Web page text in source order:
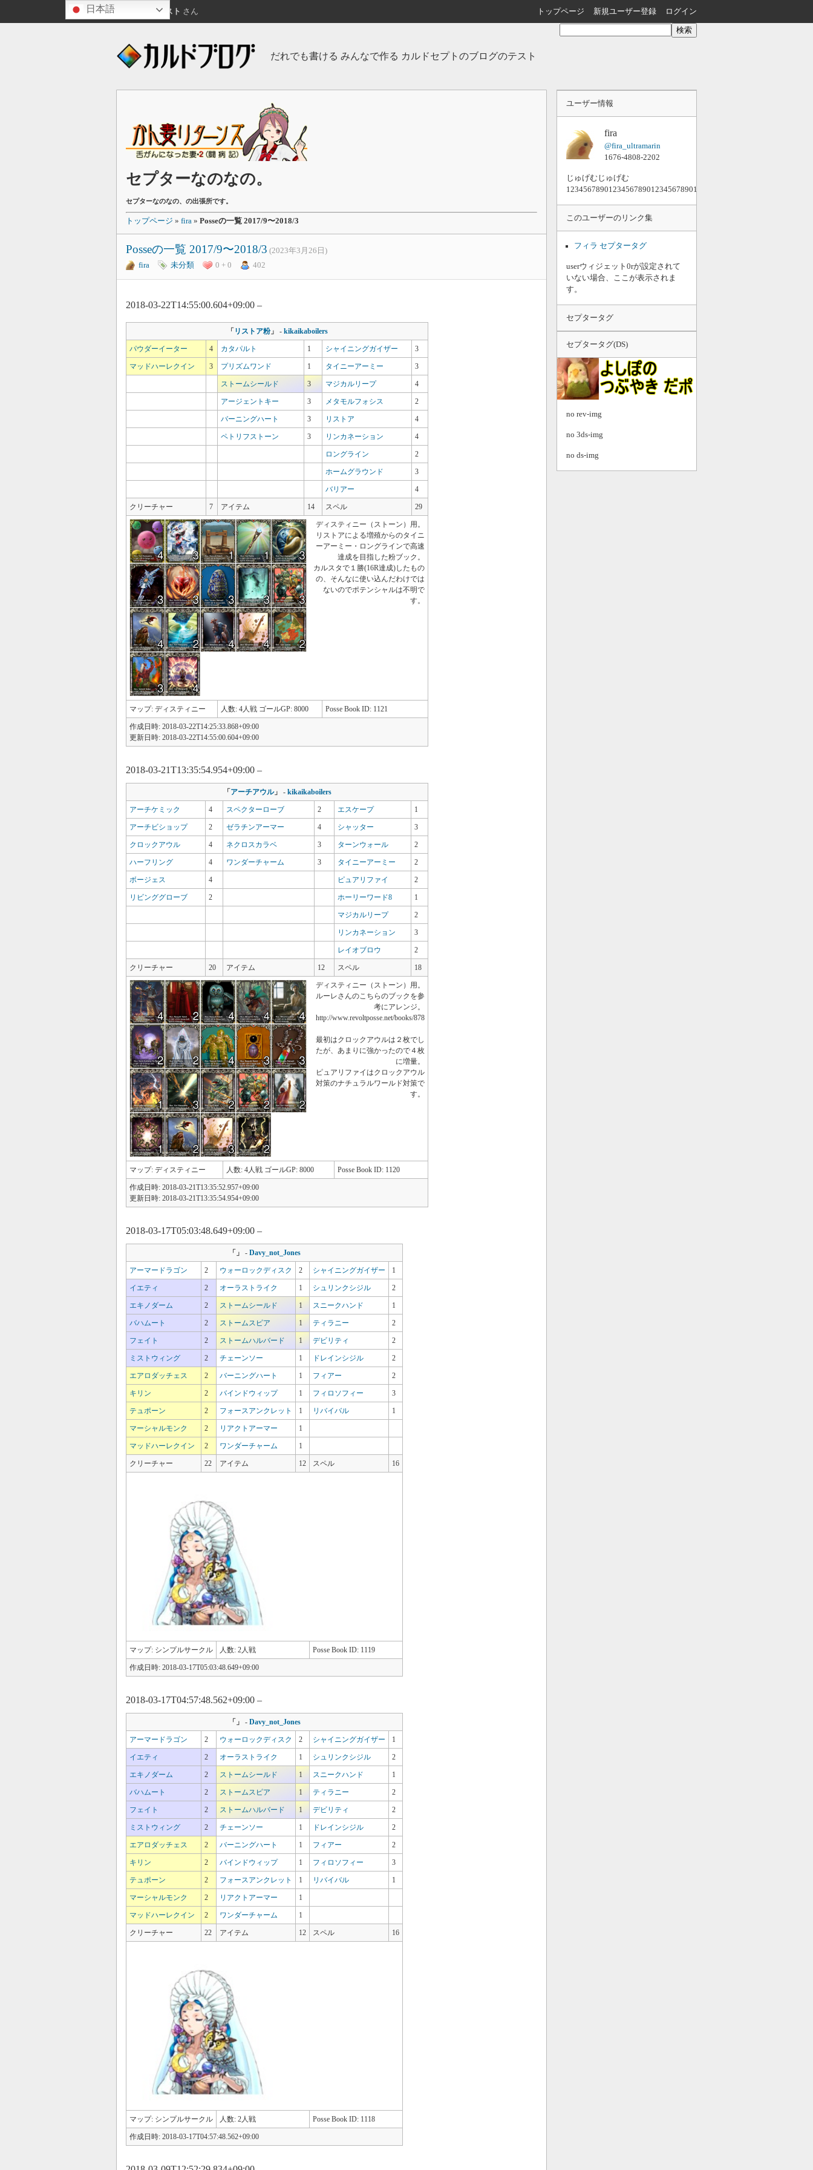
ゲスト さん トップページ 新規ユーザー登録 ログイン
だれでも書ける みんなで作る カルドセプトのブログのテスト
セプターなのなの。
セプターなのなの、の出張所です。
トップページ » fira » Posseの一覧 2017/9〜2018/3
Posseの一覧 2017/9〜2018/3 (2023年3月26日)
fira
未分類 0 + 0 402
2018-03-22T14:55:00.604+09:00 –
「リストア粉」 - kikaikaboilers
パウダーイーター 4 カタパルト 1 シャイニングガイザー 3
マッドハーレクイン 3 プリズムワンド 1 タイニーアーミー 3
ストームシールド 3 マジカルリープ 4
アージェントキー 3 メタモルフォシス 2
バーニングハート 3 リストア 4
ペトリフストーン 3 リンカネーション 4
ロングライン 2
ホームグラウンド 3
バリアー 4
クリーチャー 7 アイテム 14 スペル 29
ディスティニー（ストーン）用。
リストアによる増殖からのタイニ
ーアーミー・ロングラインで高速
達成を目指した粉ブック。
カルスタで１勝(16R達成)したもの
の、そんなに使い込んだわけでは
ないのでポテンシャルは不明で
す。
マップ: ディスティニー 人数: 4人戦 ゴールGP: 8000 Posse Book ID: 1121
作成日時: 2018-03-22T14:25:33.868+09:00
更新日時: 2018-03-22T14:55:00.604+09:00
2018-03-21T13:35:54.954+09:00 –
「アーチアウル」 - kikaikaboilers
アーチケミック 4 スペクターローブ 2 エスケープ 1
アーチビショップ 2 ゼラチンアーマー 4 シャッター 3
クロックアウル 4 ネクロスカラベ 3 ターンウォール 2
ハーフリング 4 ワンダーチャーム 3 タイニーアーミー 2
ボージェス 4 ピュアリファイ 2
リビンググローブ 2 ホーリーワード8 1
マジカルリープ 2
リンカネーション 3
レイオブロウ 2
クリーチャー 20 アイテム 12 スペル 18
ディスティニー（ストーン）用。
ルーレさんのこちらのブックを参
考にアレンジ。
http://www.revoltposse.net/books/878
最初はクロックアウルは２枚でし
たが、あまりに強かったので４枚
に増量。
ピュアリファイはクロックアウル
対策のナチュラルワールド対策で
す。
マップ: ディスティニー 人数: 4人戦 ゴールGP: 8000 Posse Book ID: 1120
作成日時: 2018-03-21T13:35:52.957+09:00
更新日時: 2018-03-21T13:35:54.954+09:00
2018-03-17T05:03:48.649+09:00 –
「」 - Davy_not_Jones
アーマードラゴン 2 ウォーロックディスク 2 シャイニングガイザー 1
イエティ 2 オーラストライク 1 シュリンクシジル 2
エキノダーム 2 ストームシールド 1 スニークハンド 1
バハムート 2 ストームスピア 1 ティラニー 2
フェイト 2 ストームハルバード 1 デビリティ 2
ミストウィング 2 チェーンソー 1 ドレインシジル 2
エアロダッチェス 2 バーニングハート 1 フィアー 2
キリン 2 バインドウィップ 1 フィロソフィー 3
テュポーン 2 フォースアンクレット 1 リバイバル 1
マーシャルモンク 2 リアクトアーマー 1
マッドハーレクイン 2 ワンダーチャーム 1
クリーチャー 22 アイテム 12 スペル 16
マップ: シンプルサークル 人数: 2人戦 Posse Book ID: 1119
作成日時: 2018-03-17T05:03:48.649+09:00
2018-03-17T04:57:48.562+09:00 –
「」 - Davy_not_Jones
アーマードラゴン 2 ウォーロックディスク 2 シャイニングガイザー 1
イエティ 2 オーラストライク 1 シュリンクシジル 2
エキノダーム 2 ストームシールド 1 スニークハンド 1
バハムート 2 ストームスピア 1 ティラニー 2
フェイト 2 ストームハルバード 1 デビリティ 2
ミストウィング 2 チェーンソー 1 ドレインシジル 2
エアロダッチェス 2 バーニングハート 1 フィアー 2
キリン 2 バインドウィップ 1 フィロソフィー 3
テュポーン 2 フォースアンクレット 1 リバイバル 1
マーシャルモンク 2 リアクトアーマー 1
マッドハーレクイン 2 ワンダーチャーム 1
クリーチャー 22 アイテム 12 スペル 16
マップ: シンプルサークル 人数: 2人戦 Posse Book ID: 1118
作成日時: 2018-03-17T04:57:48.562+09:00
ユーザー情報
fira
@fira_ultramarin
1676-4808-2202
じゅげむじゅげむ
このユーザーのリンク集
フィラ セプタータグ
userウィジェット0rが設定されて
いない場合、ここが表示されま
す。
セプタータグ
セプタータグ(DS)
no rev-img
no 3ds-img
no ds-img
日本語